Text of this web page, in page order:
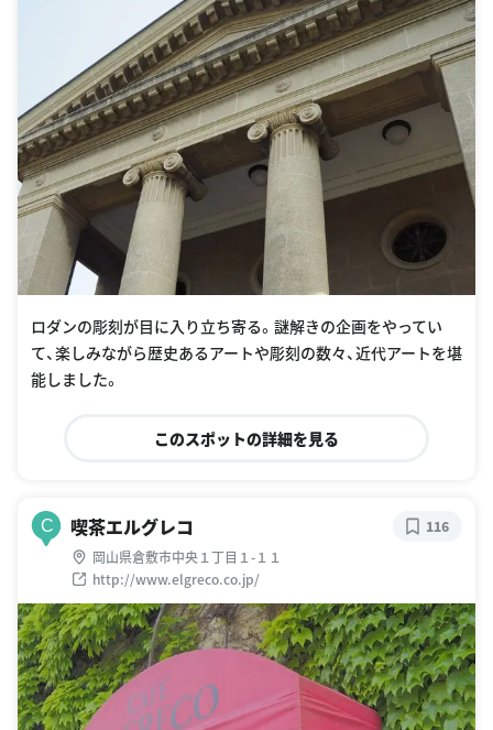
ロダンの彫刻が目に入り立ち寄る。謎解きの企画をやってい
て、楽しみながら歴史あるアートや彫刻の数々、近代アートを堪
能しました。
このスポットの詳細を見る
C 喫茶エルグレコ
岡山県倉敷市中央１丁目１-１１
http://www.elgreco.co.jp/
116